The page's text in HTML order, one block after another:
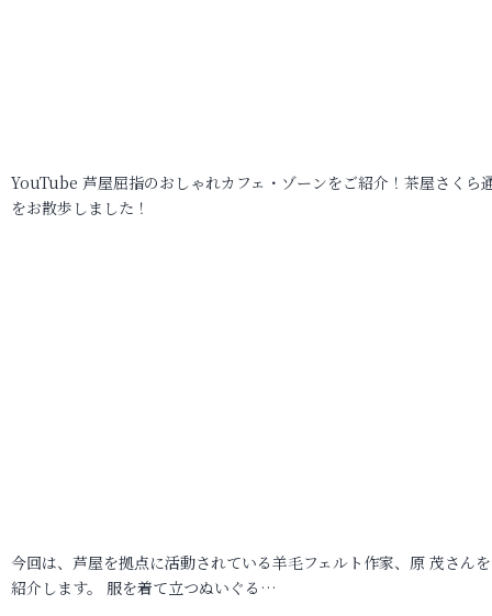
YouTube 芦屋屈指のおしゃれカフェ・ゾーンをご紹介！茶屋さくら
をお散歩しました！
今回は、芦屋を拠点に活動されている羊毛フェルト作家、原 茂さん
紹介します。 服を着て立つぬいぐる…